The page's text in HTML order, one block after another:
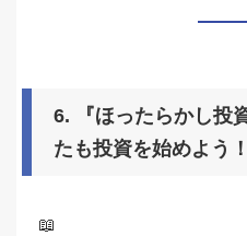
6. 『ほったらかし投
たも投資を始めよう！
📖